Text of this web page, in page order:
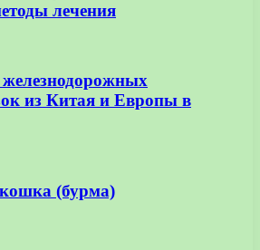
лечения
железнодорожных
из Китая и Европы в
(бурма)